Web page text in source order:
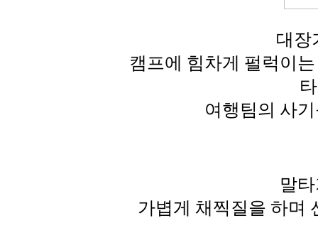
대장
캠프에 힘차게 펄럭이
여행팀의 사
말
가볍게 채찍질을 하며